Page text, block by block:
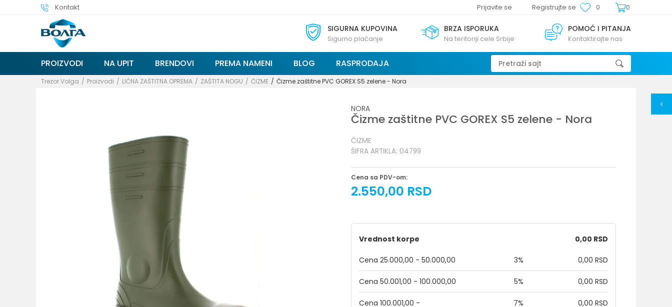
Kontakt 0
0
Prijavite se Registrujte se
SIGURNA KUPOVINA
Sigurno plaćanje
BRZA ISPORUKA
Na teritoriji cele Srbije
POMOĆ I PITANJA
Kontaktirajte nas
PROIZVODI NA UPIT BRENDOVI PREMA NAMENI BLOG RASPRODAJA Pretraži sajt
Trezor Volga Proizvodi LIČNA ZAŠTITNA OPREMA ZAŠTITA NOGU ČIZME Čizme zaštitne PVC GOREX S5 zelene - Nora
NORA
Čizme zaštitne PVC GOREX S5 zelene - Nora
ČIZME
ŠIFRA ARTIKLA: 04799
Cena sa PDV-om:
2.550,00 RSD
Vrednost korpe 0,00 RSD
Cena 25.000,00 - 50.000,00 3% 0,00 RSD
Cena 50.001,00 - 100.000,00 5% 0,00 RSD
Cena 100.001,00 -
7% 0,00 RSD